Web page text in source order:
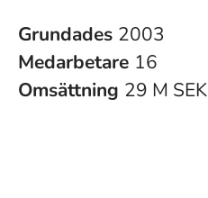
Grundades 2003
Medarbetare 16
Omsättning 29 M SEK